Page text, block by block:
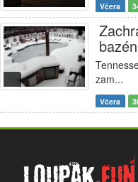
Včera
zam...
Včera